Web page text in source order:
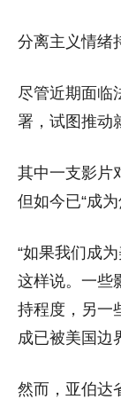
分离主义情绪
尽管近期面临
署，试图推动
其中一支影片
但如今已“成为
“如果我们成
这样说。一些
持程度，另一
成已被美国边
然而，亚伯达